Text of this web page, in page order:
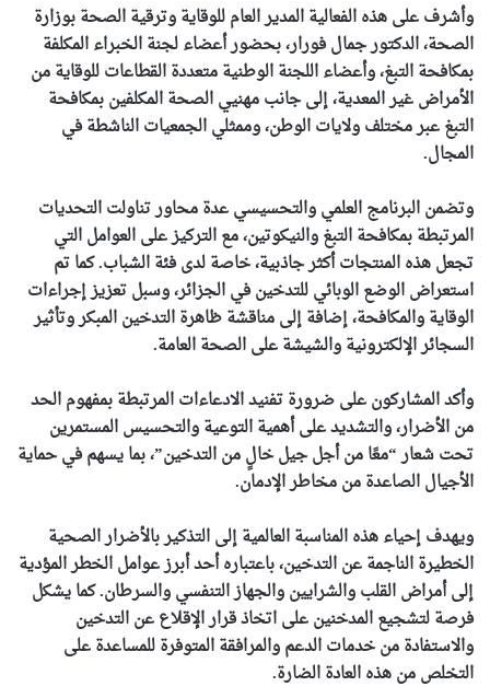
وأشرف على هذه الفعالية المدير العام للوقاية وترقية الصحة بوزارة
الصحة، الدكتور جمال فورار، بحضور أعضاء لجنة الخبراء المكلفة
بمكافحة التبغ، وأعضاء اللجنة الوطنية متعددة القطاعات للوقاية من
الأمراض غير المعدية، إلى جانب مهنيي الصحة المكلفين بمكافحة
التبغ عبر مختلف ولايات الوطن، وممثلي الجمعيات الناشطة في
المجال.
وتضمن البرنامج العلمي والتحسيسي عدة محاور تناولت التحديات
المرتبطة بمكافحة التبغ والنيكوتين، مع التركيز على العوامل التي
تجعل هذه المنتجات أكثر جاذبية، خاصة لدى فئة الشباب. كما تم
استعراض الوضع الوبائي للتدخين في الجزائر، وسبل تعزيز إجراءات
الوقاية والمكافحة، إضافة إلى مناقشة ظاهرة التدخين المبكر وتأثير
السجائر الإلكترونية والشيشة على الصحة العامة.
وأكد المشاركون على ضرورة تفنيد الادعاءات المرتبطة بمفهوم الحد
من الأضرار، والتشديد على أهمية التوعية والتحسيس المستمرين
تحت شعار “معًا من أجل جيل خالٍ من التدخين”، بما يسهم في حماية
الأجيال الصاعدة من مخاطر الإدمان.
ويهدف إحياء هذه المناسبة العالمية إلى التذكير بالأضرار الصحية
الخطيرة الناجمة عن التدخين، باعتباره أحد أبرز عوامل الخطر المؤدية
إلى أمراض القلب والشرايين والجهاز التنفسي والسرطان. كما يشكل
فرصة لتشجيع المدخنين على اتخاذ قرار الإقلاع عن التدخين
والاستفادة من خدمات الدعم والمرافقة المتوفرة للمساعدة على
التخلص من هذه العادة الضارة.